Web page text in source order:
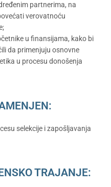
partnerima, na
verovatnoću
u finansijama, kako bi
da primenjuju osnovne
u procesu donošenja
selekcije i zapošljavanja
TRAJANJE: